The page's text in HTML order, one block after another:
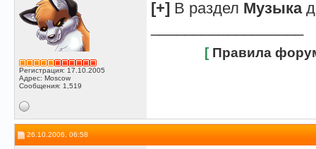
Регистрация: 17.10.2005
Адрес: Moscow
Сообщения: 1,519
[+] В раздел Музыка
[ Правила
26.10.2006, 06:58